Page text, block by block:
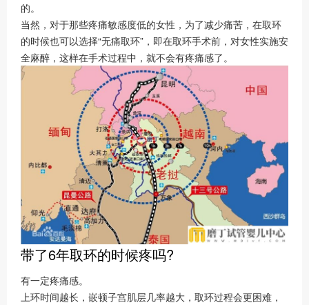
的。
当然，对于那些疼痛敏感度低的女性，为了减少痛苦，在取环
的时候也可以选择“无痛取环”，即在取环手术前，对女性实施安
全麻醉，这样在手术过程中，就不会有疼痛感了。
带了6年取环的时候疼吗?
有一定疼痛感。
上环时间越长，嵌顿子宫肌层几率越大，取环过程会更困难，